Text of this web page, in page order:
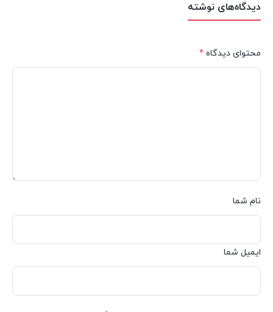
دیدگاه‌های نوشته
محتوای دیدگاه *
نام شما
ایمیل شما